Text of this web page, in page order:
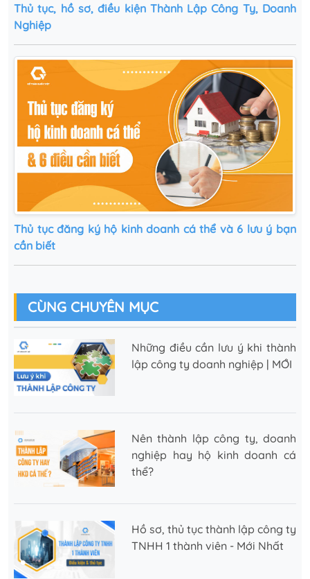
Thủ tục, hồ sơ, điều kiện Thành Lập Công Ty, Doanh
Nghiệp
Thủ tục đăng ký hộ kinh doanh cá thể và 6 lưu ý bạn
cần biết
CÙNG CHUYÊN MỤC
Những điều cần lưu ý khi thành
lập công ty doanh nghiệp | MỚI
Nên thành lập công ty, doanh
nghiệp hay hộ kinh doanh cá
thể?
Hồ sơ, thủ tục thành lập công ty
TNHH 1 thành viên - Mới Nhất